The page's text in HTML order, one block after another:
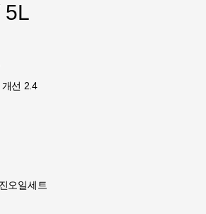
5L
선 2.4
오일세트